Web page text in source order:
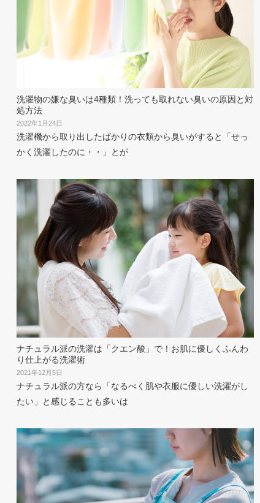
洗濯物の嫌な臭いは4種類！洗っても取れない臭いの原因と対
処方法
2022年1月24日
洗濯機から取り出したばかりの衣類から臭いがすると「せっ
かく洗濯したのに・・」とが
ナチュラル派の洗濯は「クエン酸」で！お肌に優しくふんわ
り仕上がる洗濯術
2021年12月5日
ナチュラル派の方なら「なるべく肌や衣服に優しい洗濯がし
たい」と感じることも多いは